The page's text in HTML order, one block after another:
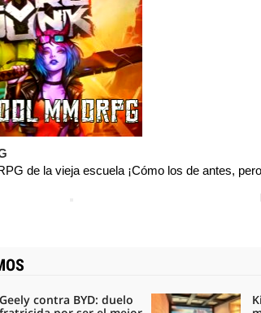
de la vieja escuela ¡Cómo los de antes,
Geely contra BYD: duelo